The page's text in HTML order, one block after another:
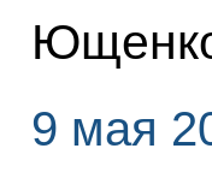
9 мая